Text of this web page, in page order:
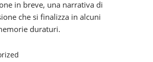
in breve, una narrativa di
che si finalizza in alcuni
duraturi.